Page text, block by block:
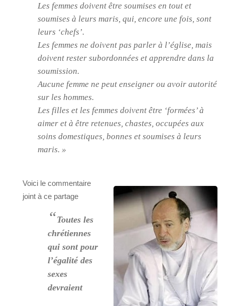
Les femmes doivent être soumises en tout et
soumises à leurs maris, qui, encore une fois, sont
leurs ‘chefs’.
Les femmes ne doivent pas parler à l’église, mais
doivent rester subordonnées et apprendre dans la
soumission.
Aucune femme ne peut enseigner ou avoir autorité
sur les hommes.
Les filles et les femmes doivent être ‘formées’ à
aimer et à être retenues, chastes, occupées aux
soins domestiques, bonnes et soumises à leurs
maris. »
Voici le commentaire
joint à ce partage
“Toutes les
chrétiennes
qui sont pour
l’égalité des
sexes
devraient